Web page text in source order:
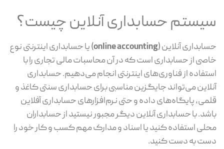
سیستم حسابداری آنلاین چیست؟
حسابداری آنلاین (online accounting) یا حسابداری اینترنتی نوع
خاصی از حسابداری است که در آن محاسبات مالی تجاری را با
استفاده از فناوری‌های اینترنتی انجام می‌دهیم. حسابداری
آنلاین می‌تواند جایگزین مناسبی برای حسابداری سنتی کاغذ و
قلمی، پایگاه‌های داده و حتی نرم‌افزارهای حسابداری آفلاین
باشد. با حسابداری آنلاین دیگر مجبور نیستید از حسابداران
محلی استفاده کنید یا اسناد و مدارک مهم کسب و کار خود را
دست به دست کنید.